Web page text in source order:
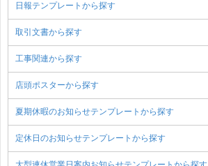
日報テンプレートから探す
取引文書から探す
工事関連から探す
店頭ポスターから探す
夏期休暇のお知らせテンプレートから探す
定休日のお知らせテンプレートから探す